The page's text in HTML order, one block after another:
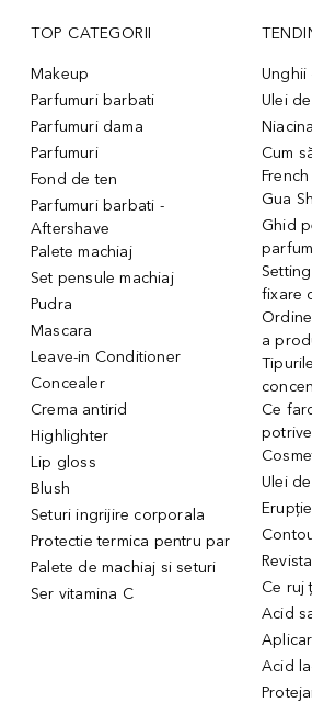
TOP CATEGORII
Makeup
Parfumuri barbati
Parfumuri dama
Parfumuri
Fond de ten
Parfumuri barbati -
Aftershave
Palete machiaj
Set pensule machiaj
Pudra
Mascara
Leave-in Conditioner
Concealer
Crema antirid
Highlighter
Lip gloss
Blush
Seturi ingrijire corporala
Protectie termica pentru par
Palete de machiaj si seturi
Ser vitamina C
Unghii
Ulei
Cum
Gua
Ghid
fixare
a
Ce
Ulei
Ce ruj
Acid
Acid